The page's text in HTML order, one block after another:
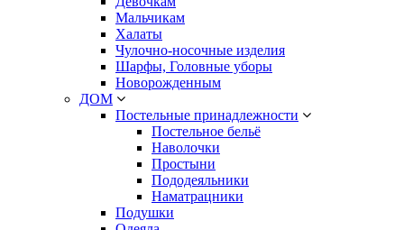
Мальчикам
Халаты
Чулочно-носочные изделия
Шарфы, Головные уборы
Новорожденным
ДОМ
Постельные принадлежности
Постельное бельё
Наволочки
Простыни
Пододеяльники
Наматрацники
Подушки